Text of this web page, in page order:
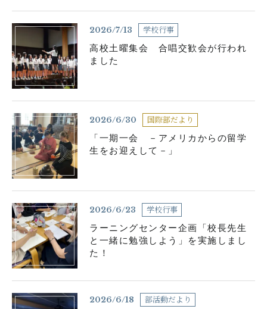
2026/7/13 学校行事
高校土曜集会 合唱交歓会が行われ
ました
2026/6/30 国際部だより
「一期一会 －アメリカからの留学
生をお迎えして－」
2026/6/23 学校行事
ラーニングセンター企画「校長先生
と一緒に勉強しよう」を実施しまし
た！
2026/6/18
部活動だより